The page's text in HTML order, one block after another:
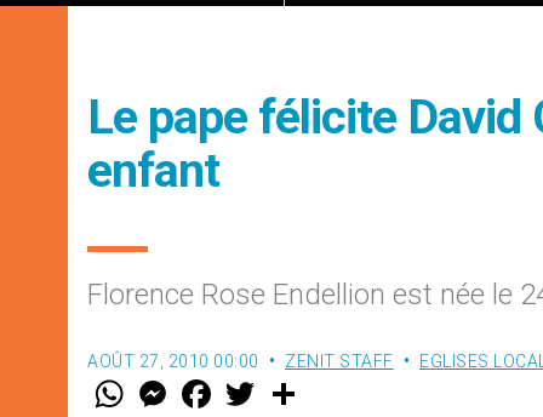
Le pape félicite
enfant
Florence Rose Endellion est née le
AOÛT 27, 2010 00:00 ZENIT STAFF EGLISES
W M
e
F
a w